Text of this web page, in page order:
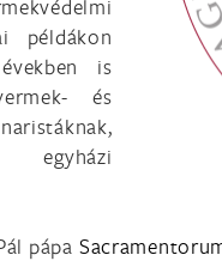
példákon
is
és
egyházi
pápa